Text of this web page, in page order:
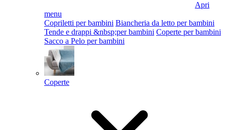
Apri
menu
Copriletti per bambini Biancheria da letto per bambini
Tende e drappi &nbsp;per bambini Coperte per bambini
Sacco a Pelo per bambini
Coperte